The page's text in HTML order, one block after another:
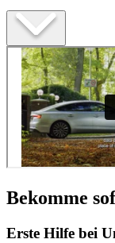
Bekomme
Erste Hilfe bei